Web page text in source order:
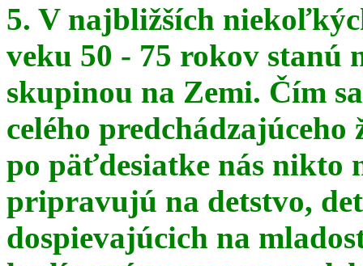
5. V najbližších
veku 50 - 75 rokov stanú
skupinou na Zemi. Čím
celého
po päťdesiatke nás nikto
pripravujú na detstvo,
dospievajúcich na